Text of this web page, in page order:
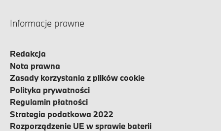
Informacje prawne
Redakcja
Nota prawna
Zasady korzystania z plików cookie
Polityka prywatności
Regulamin płatności
Strategia podatkowa 2022
Rozporządzenie UE w sprawie baterii